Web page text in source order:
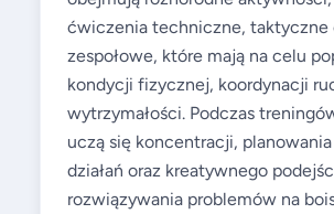
ćwiczenia techniczne, taktyczne
zespołowe, które mają na celu
kondycji fizycznej, koordynacji
wytrzymałości. Podczas
uczą się koncentracji,
działań oraz kreatywnego
rozwiązywania problemów na